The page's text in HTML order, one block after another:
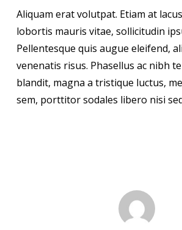
Aliquam erat volutpat. Etiam at
lobortis mauris vitae, sollicitudin
Pellentesque quis augue eleifend,
venenatis risus. Phasellus ac nibh
blandit, magna a tristique luctus,
sem, porttitor sodales libero nisi